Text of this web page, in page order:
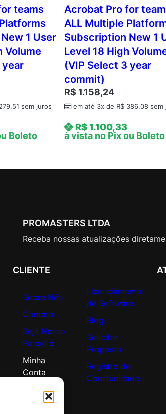
teams
1 User
Volume
year
sem juros
Boleto
Acrobat Pro for
ALL Multiple
Subscription New 1
Level 18 High
(VIP Select 3 year
commit)
R$ 1.158,24
em até 3x de R$386,08sem
R$1.100,33
à vista no Pix ou Boleto
PROMASTERS LTDA
Receba nossas atualizações
CLIENTE
Sobre Nós
Contato
Seja Nosso
Parceiro
Minha
Conta
Licenciamento
de Software
Blog
Solicitar
Proposta
Registro de
Oportunidade